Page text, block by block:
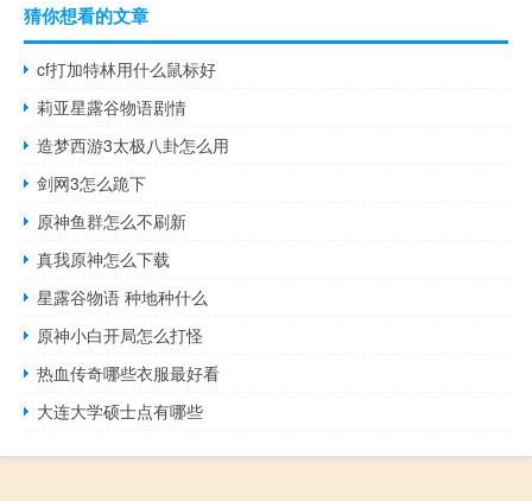
猜你想看的文章
cf打加特林用什么鼠标好
莉亚星露谷物语剧情
造梦西游3太极八卦怎么用
剑网3怎么跪下
原神鱼群怎么不刷新
真我原神怎么下载
星露谷物语 种地种什么
原神小白开局怎么打怪
热血传奇哪些衣服最好看
大连大学硕士点有哪些